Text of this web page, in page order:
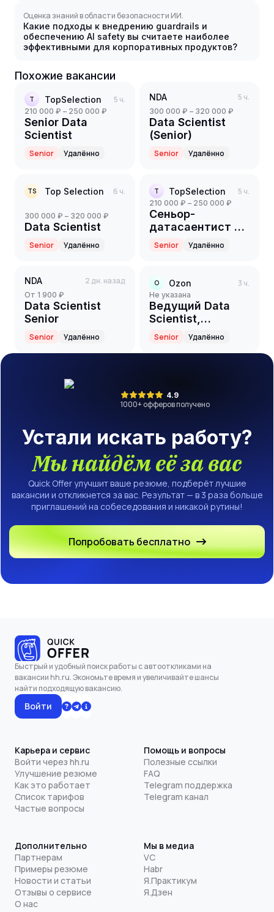
Оценка знаний в области безопасности ИИ.
Какие подходы к внедрению guardrails и
обеспечению AI safety вы считаете наиболее
эффективными для корпоративных продуктов?
Похожие вакансии
T TopSelection 5 ч.
210 000 ₽ – 250 000 ₽
Senior Data
Scientist
Senior Удалённо
NDA 5 ч.
300 000 ₽ – 320 000 ₽
Data Scientist
(Senior)
Senior Удалённо
TS Top Selection 6 ч.
300 000 ₽ – 320 000 ₽
Data Scientist
Senior Удалённо
T TopSelection 5 ч.
210 000 ₽ – 250 000 ₽
Сеньор-
датасаентист в
команду ML-
разработки
Senior Удалённо
NDA 2 дн. назад
от 1 900 ₽
Data Scientist
Senior
Senior Удалённо
O Ozon 3 ч.
Не указана
Ведущий Data
Scientist,
Возвраты ML
Senior Удалённо
4.9
1000+ офферов получено
Устали искать работу?
Мы найдём её за вас
Quick Offer улучшит ваше резюме, подберёт лучшие
вакансии и откликнется за вас. Результат — в 3 раза больше
приглашений на собеседования и никакой рутины!
Попробовать бесплатно
Быстрый и удобный поиск работы с автооткликами на
вакансии hh.ru. Экономьте время и увеличивайте шансы
найти подходящую вакансию.
Войти
Карьера и сервис
Войти через hh.ru
Улучшение резюме
Как это работает
Список тарифов
Частые вопросы
Помощь и вопросы
Полезные ссылки
FAQ
Telegram поддержка
Telegram канал
Дополнительно
Партнерам
Примеры резюме
Новости и статьи
Отзывы о сервисе
О нас
Мы в медиа
VC
Habr
Я.Практикум
Я.Дзен